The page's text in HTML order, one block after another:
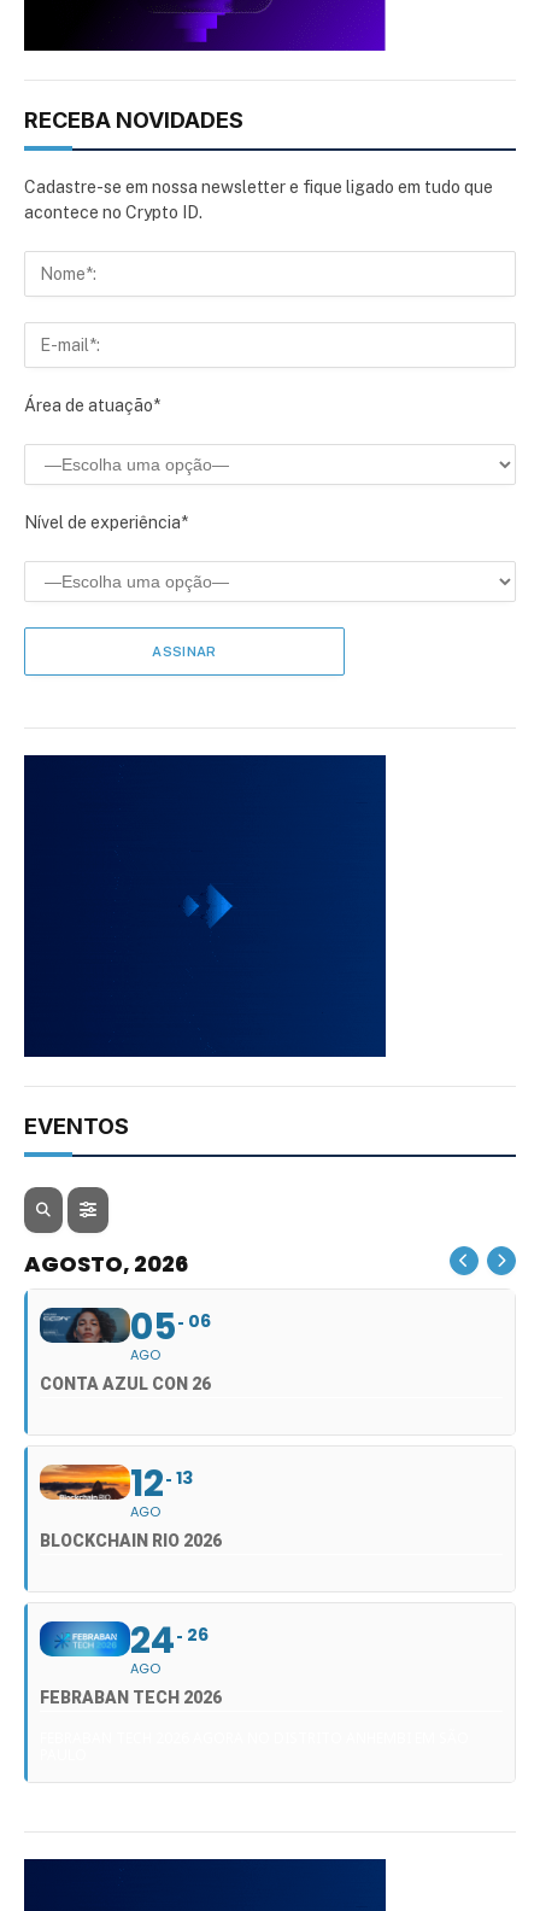
RECEBA NOVIDADES
Cadastre-se em nossa newsletter e fique ligado em tudo que
acontece no Crypto ID.
Área de atuação*
Nível de experiência*
EVENTOS
AGOSTO, 2026
05
AGO
06
CONTA AZUL CON 26
12
AGO
13
BLOCKCHAIN RIO 2026
24
AGO
26
FEBRABAN TECH 2026